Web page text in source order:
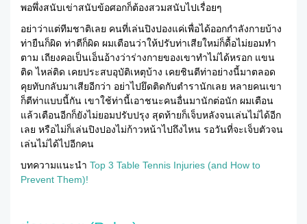
พอพึ่งสนับเข่าสนับข้อศอกก็ต้องสวมสนับไปเรื่อยๆ
อย่าว่าแต่ทีมชาติเลย คนที่เล่นปิงปองแค่เพื่อได้ออกกำลังกายบ้าง
ท่ายืนก็ผิด ท่าตีก็ผิด ผมเตือนว่าให้ปรับท่าเสียใหม่ก็ดื้อไม่ยอมทำ
ตาม เถียงคอเป็นเอ็นอ้างว่าร่างกายของเขาทำไม่ได้หรอก แขน
ติด ไหล่ติด เคยประสบอุบัติเหตุบ้าง เคยชินตีท่าอย่างนี้มาตลอด
คุยทับกลับมาเสียอีกว่า อย่าไปยึดติดกับตำรานักเลย หลายคนเขา
ก็ตีท่าแบบนี้กัน เขาใช้ท่านี้เอาชนะคนอื่นมานักต่อนัก ผมเตือน
แล้วเตือนอีกก็ยังไม่ยอมปรับปรุง สุดท้ายก็เจ็บหลังจนเล่นไม่ได้อีก
เลย หรือไม่ก็เล่นปิงปองไม่ก้าวหน้าไปถึงไหน รอวันที่จะเจ็บตัวจน
เล่นไม่ได้ไปอีกคน
บทความแนะนำ Top 3 Table Tennis Injuries (and How to
Prevent Them)!